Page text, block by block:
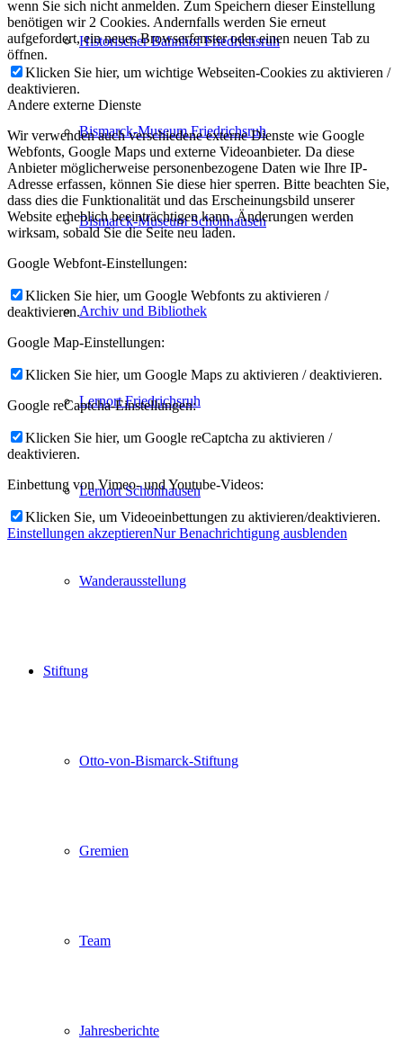
Historischer Bahnhof Friedrichsruh
Bismarck-Museum Friedrichsruh
Bismarck-Museum Schönhausen
Archiv und Bibliothek
Lernort Friedrichsruh
Lernort Schönhausen
Wanderausstellung
Stiftung
Otto-von-Bismarck-Stiftung
Gremien
Team
Jahresberichte
wenn Sie sich nicht anmelden. Zum Speichern dieser Einstellung
benötigen wir 2 Cookies. Andernfalls werden Sie erneut
aufgefordert, ein neues Browserfenster oder einen neuen Tab zu
öffnen.
Klicken Sie hier, um wichtige Webseiten-Cookies zu aktivieren /
deaktivieren.
Andere externe Dienste
Wir verwenden auch verschiedene externe Dienste wie Google
Webfonts, Google Maps und externe Videoanbieter. Da diese
Anbieter möglicherweise personenbezogene Daten wie Ihre IP-
Adresse erfassen, können Sie diese hier sperren. Bitte beachten Sie,
dass dies die Funktionalität und das Erscheinungsbild unserer
Website erheblich beeinträchtigen kann. Änderungen werden
wirksam, sobald Sie die Seite neu laden.
Google Webfont-Einstellungen:
Klicken Sie hier, um Google Webfonts zu aktivieren /
deaktivieren.
Google Map-Einstellungen:
Klicken Sie hier, um Google Maps zu aktivieren / deaktivieren.
Google reCaptcha-Einstellungen:
Klicken Sie hier, um Google reCaptcha zu aktivieren /
deaktivieren.
Einbettung von Vimeo- und Youtube-Videos:
Klicken Sie, um Videoeinbettungen zu aktivieren/deaktivieren.
Einstellungen akzeptierenNur Benachrichtigung ausblenden